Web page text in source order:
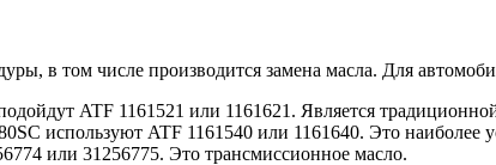
в том числе производится замена масла. Для
ATF 1161521 или 1161621. Является
используют ATF 1161540 или 1161640. Это наиболее
или 31256775. Это трансмиссионное масло.